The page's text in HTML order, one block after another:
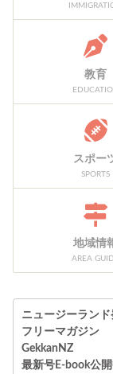
教育
スポー
SPORTS
地域情
AREA
ニュージーランド
フリーマガジン
GekkanNZ
最新号E-book公開